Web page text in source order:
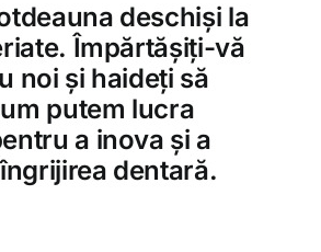
deschiși la
Împărtășiți-vă
noi și haideți să
putem lucra
a inova și a
dentară.